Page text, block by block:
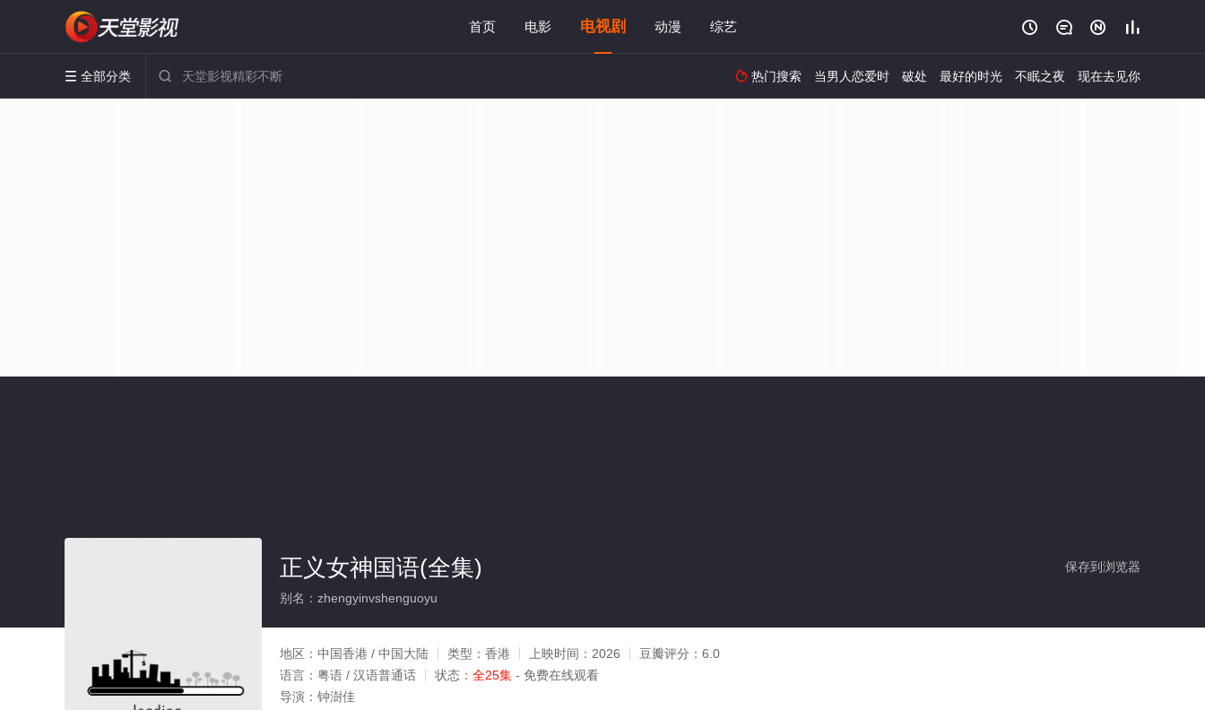
首页 电影 电视剧 动漫 综艺    
 全部分类   热门搜索 当男人恋爱时 破处 最好的时光 不眠之夜 现在去见你
保存到浏览器
正义女神国语(全集)
别名：zhengyinvshenguoyu
地区： 中国香港 / 中国大陆 类型： 香港 上映时间： 2026 豆瓣评分： 6.0
语言： 粤语 / 汉语普通话 状态： 全25集 - 免费在线观看
导演： 钟澍佳